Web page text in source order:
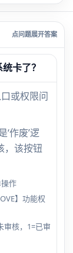
卡了？
或权限问
‘作废’逻
，该按钮
作
】功能权
审核，1=已审